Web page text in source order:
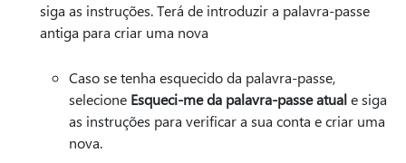
siga as instruções. Terá de introduzir a palavra-passe
antiga para criar uma nova
Caso se tenha esquecido da palavra-passe,
selecione Esqueci-me da palavra-passe atuale siga
as instruções para verificar a sua conta e criar uma
nova.